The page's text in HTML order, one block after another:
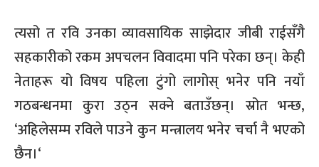
त्यसो त रवि उनका व्यावसायिक साझेदार जीबी राईसँगै
सहकारीको रकम अपचलन विवादमा पनि परेका छन्। केही
नेताहरू यो विषय पहिला टुंगो लागोस् भनेर पनि नयाँ
गठबन्धनमा कुरा उठ्न सक्ने बताउँछन्। स्रोत भन्छ,
‘अहिलेसम्म रविले पाउने कुन मन्त्रालय भनेर चर्चा नै भएको
छैन।‘